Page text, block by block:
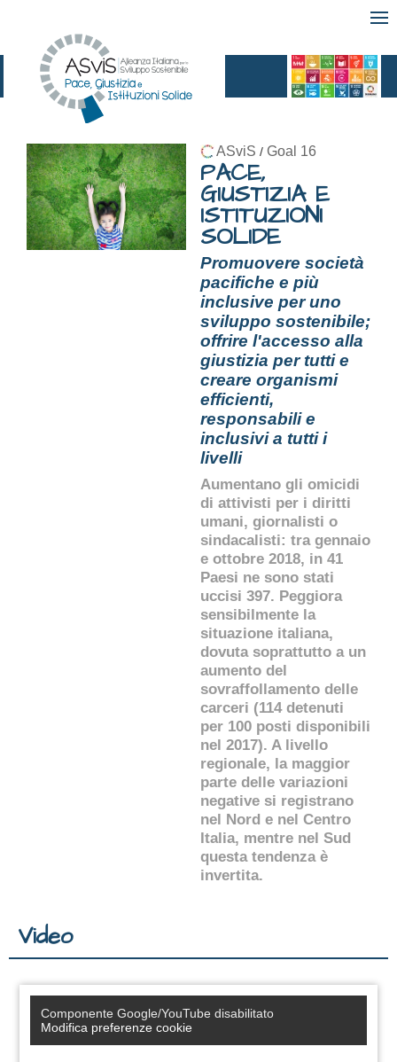
ASviS / Goal 16
PACE,
GIUSTIZIA E
ISTITUZIONI
SOLIDE
Promuovere società
pacifiche e più
inclusive per uno
sviluppo sostenibile;
offrire l'accesso alla
giustizia per tutti e
creare organismi
efficienti,
responsabili e
inclusivi a tutti i
livelli
Aumentano gli omicidi
di attivisti per i diritti
umani, giornalisti o
sindacalisti: tra gennaio
e ottobre 2018, in 41
Paesi ne sono stati
uccisi 397. Peggiora
sensibilmente la
situazione italiana,
dovuta soprattutto a un
aumento del
sovraffollamento delle
carceri (114 detenuti
per 100 posti disponibili
nel 2017). A livello
regionale, la maggior
parte delle variazioni
negative si registrano
nel Nord e nel Centro
Italia, mentre nel Sud
questa tendenza è
invertita.
Video
Componente Google/YouTube disabilitato
Modifica preferenze cookie